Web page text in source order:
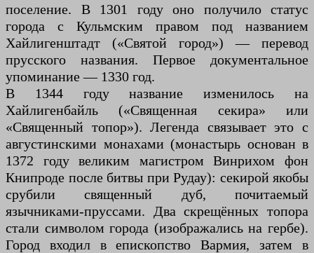
поселение. В 1301 году оно получило статус
города с Кульмским правом под названием
Хайлигенштадт («Святой город») — перевод
прусского названия. Первое документальное
упоминание — 1330 год.
В 1344 году название изменилось на
Хайлигенбайль («Священная секира» или
«Священный топор»). Легенда связывает это с
августинскими монахами (монастырь основан в
1372 году великим магистром Винрихом фон
Книпроде после битвы при Рудау): секирой якобы
срубили священный дуб, почитаемый
язычниками-пруссами. Два скрещённых топора
стали символом города (изображались на гербе).
Город входил в епископство Вармия, затем в